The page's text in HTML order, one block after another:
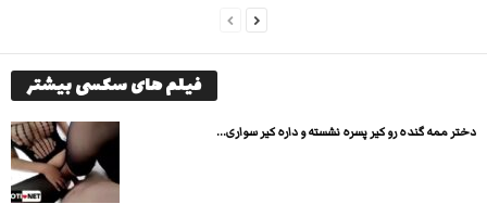
فیلم های سکسی بیشتر
دختر ممه گنده رو کیر پسره نشسته و داره کیر سواری...